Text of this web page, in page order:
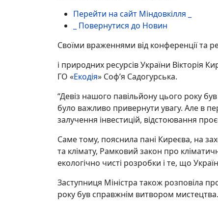
Перейти на сайт Міндовкілля _
_ Повернутися до Новин
Своїми враженнями від конференції та
і природних ресурсів України Вікторія
ГО «Екодія» Соф’я Садогурська.
“Девіз нашого павільйону цього року
було важливо привернути увагу. Але в
залучення інвестицій, відстоювання
Саме тому, пояснила пані Киреєва, на
та клімату, Рамковий закон про
екологічно чисті розробки і те, що
Заступниця Міністра також розповіла
року був справжнім витвором мистецтва.